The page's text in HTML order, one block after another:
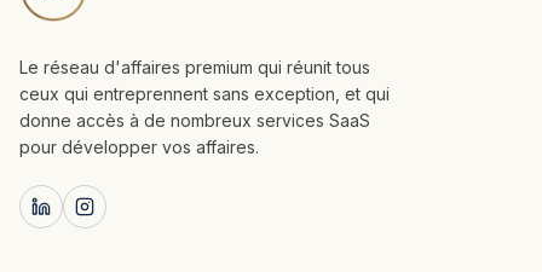
Le réseau d'affaires premium qui réunit tous
ceux qui entreprennent sans exception, et qui
donne accès à de nombreux services SaaS
pour développer vos affaires.